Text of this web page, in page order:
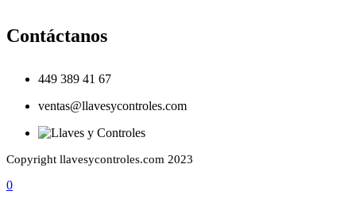
Contáctanos
449 389 41 67
ventas@llavesycontroles.com
Copyright llavesycontroles.com 2023
0